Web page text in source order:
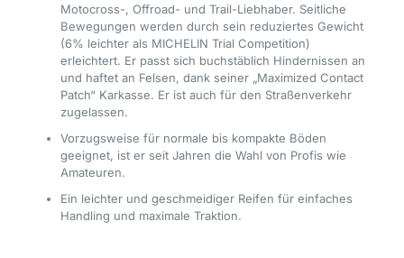
Motocross-, Offroad- und Trail-Liebhaber. Seitliche
Bewegungen werden durch sein reduziertes Gewicht
(6% leichter als MICHELIN Trial Competition)
erleichtert. Er passt sich buchstäblich Hindernissen an
und haftet an Felsen, dank seiner „Maximized Contact
Patch“ Karkasse. Er ist auch für den Straßenverkehr
zugelassen.
Vorzugsweise für normale bis kompakte Böden
geeignet, ist er seit Jahren die Wahl von Profis wie
Amateuren.
Ein leichter und geschmeidiger Reifen für einfaches
Handling und maximale Traktion.